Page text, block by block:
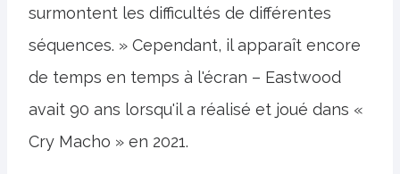
surmontent les difficultés de différentes
séquences. » Cependant, il apparaît encore
de temps en temps à l'écran – Eastwood
avait 90 ans lorsqu'il a réalisé et joué dans «
Cry Macho » en 2021.